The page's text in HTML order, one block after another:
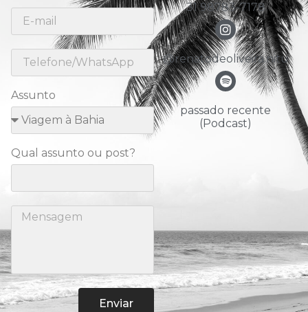
Assunto
Qual assunto ou post?
Enviar
31 98783-7178
@renatodeoliveira.nitu
passado recente
(Podcast)